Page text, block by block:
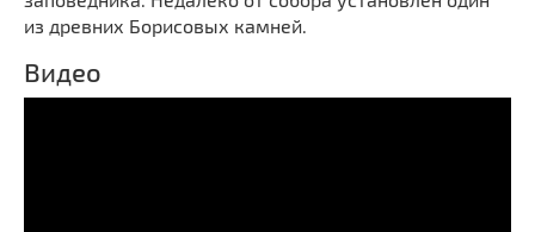
из древних Борисовых камней.
Видео